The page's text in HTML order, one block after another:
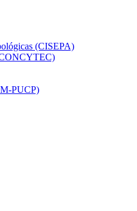
(CISEPA)
PUCP)